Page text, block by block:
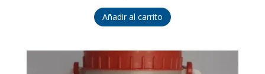
Añadir al carrito